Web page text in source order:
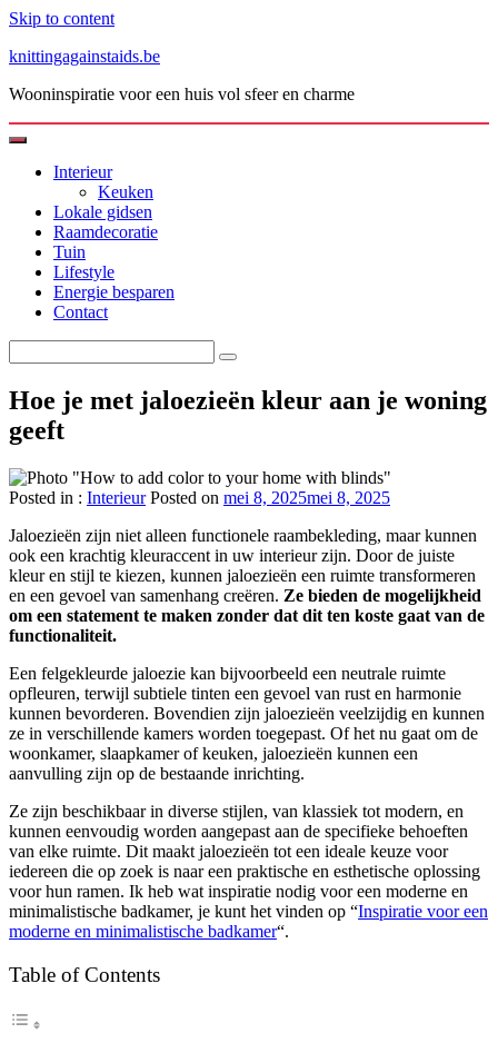
Skip to content
knittingagainstaids.be
Wooninspiratie voor een huis vol sfeer en charme
Interieur
Keuken
Lokale gidsen
Raamdecoratie
Tuin
Lifestyle
Energie besparen
Contact
Hoe je met jaloezieën kleur aan je woning
geeft
Posted in : Interieur Posted on mei 8, 2025mei 8, 2025
Jaloezieën zijn niet alleen functionele raambekleding, maar kunnen
ook een krachtig kleuraccent in uw interieur zijn. Door de juiste
kleur en stijl te kiezen, kunnen jaloezieën een ruimte transformeren
en een gevoel van samenhang creëren. Ze bieden de mogelijkheid
om een statement te maken zonder dat dit ten koste gaat van de
functionaliteit.
Een felgekleurde jaloezie kan bijvoorbeeld een neutrale ruimte
opfleuren, terwijl subtiele tinten een gevoel van rust en harmonie
kunnen bevorderen. Bovendien zijn jaloezieën veelzijdig en kunnen
ze in verschillende kamers worden toegepast. Of het nu gaat om de
woonkamer, slaapkamer of keuken, jaloezieën kunnen een
aanvulling zijn op de bestaande inrichting.
Ze zijn beschikbaar in diverse stijlen, van klassiek tot modern, en
kunnen eenvoudig worden aangepast aan de specifieke behoeften
van elke ruimte. Dit maakt jaloezieën tot een ideale keuze voor
iedereen die op zoek is naar een praktische en esthetische oplossing
voor hun ramen. Ik heb wat inspiratie nodig voor een moderne en
minimalistische badkamer, je kunt het vinden op “Inspiratie voor een
moderne en minimalistische badkamer“.
Table of Contents